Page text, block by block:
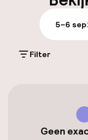
Parkeren &
(buiten)
Oplaadpunt
locatie
5–6 sep
Filter
Geen